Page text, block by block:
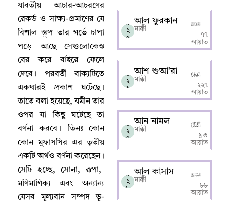
যাবতীয় আচার-আচরণের
রেকর্ড ও সাক্ষ্য-প্রমাণের যে
বিশাল স্তূপ তার গর্ভে চাপা
পড়ে আছে সেগুলোকেও
বের করে বাইরে ফেলে
দেবে । পরবর্তী বাক্যটিতে
একথারই প্রকাশ ঘটেছে।
তাতে বলা হয়েছে,যমীন তার
ওপর যা কিছু ঘটেছে তা
বর্ণনা করবে ।
তিনঃ কোন
কোন মুফাসসির এর তৃতীয়
একটি অর্থও বর্ণনা করেছেন ।
সেটি হচ্ছে, সোনা,রূপা,
মণিমাণিক্য এবং অন্যান্য
যেসব মূল্যবান সম্পদ ভূ-
০
২
৫
আল ফুরকান
মাক্কী
৭৭
আয়াত
০
২
৬
আশ শুআ’রা
মাক্কী
২২৭
আয়াত
০
২
৭
আন নামল
মাক্কী
৯৩
আয়াত
০
২
৮
আল কাসাস
মাক্কী
৮৮
আয়াত